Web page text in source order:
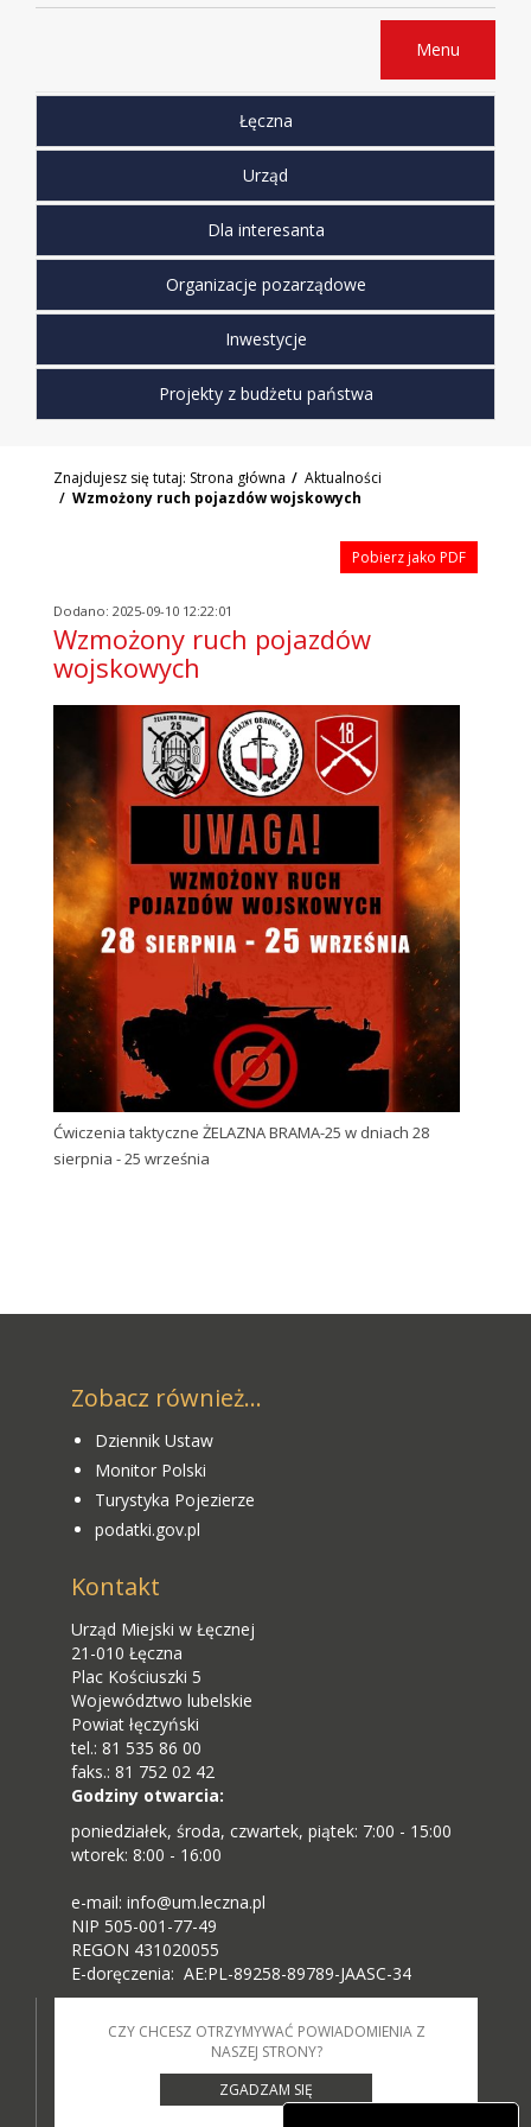
Menu
Łęczna
Urząd
Dla interesanta
Organizacje pozarządowe
Inwestycje
Projekty z budżetu państwa
Znajdujesz się tutaj: Strona główna
Aktualności
Wzmożony ruch pojazdów wojskowych
Pobierz jako PDF
Dodano: 2025-09-10 12:22:01
Wzmożony ruch pojazdów
wojskowych
Ćwiczenia taktyczne ŻELAZNA BRAMA-25 w dniach 28
sierpnia - 25 września
Zobacz również...
Dziennik Ustaw
Monitor Polski
Turystyka Pojezierze
podatki.gov.pl
Kontakt
Urząd Miejski w Łęcznej
21-010 Łęczna
Plac Kościuszki 5
Województwo lubelskie
Powiat łęczyński
tel.: 81 535 86 00
faks.: 81 752 02 42
Godziny otwarcia:
poniedziałek, środa, czwartek, piątek: 7:00 - 15:00
wtorek: 8:00 - 16:00
e-mail: info@um.leczna.pl
NIP 505-001-77-49
REGON 431020055
E-doręczenia: AE:PL-89258-89789-JAASC-34
CZY CHCESZ OTRZYMYWAĆ POWIADOMIENIA Z
NASZEJ STRONY?
ZGADZAM SIĘ